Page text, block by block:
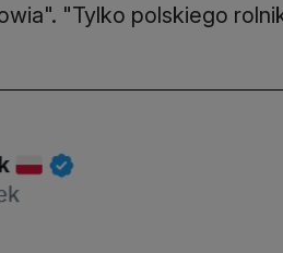
"Tylko polskiego